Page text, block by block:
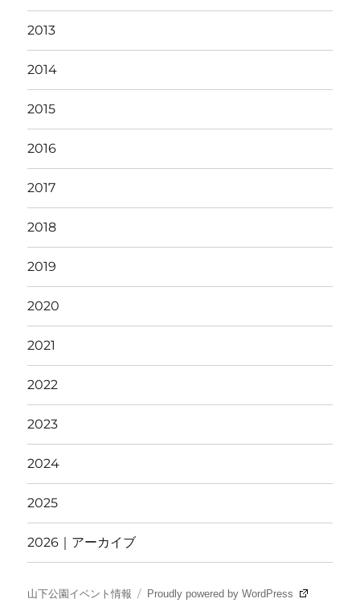
2013
2014
2015
2016
2017
2018
2019
2020
2021
2022
2023
2024
2025
2026｜アーカイブ
山下公園イベント情報 Proudly powered by WordPress